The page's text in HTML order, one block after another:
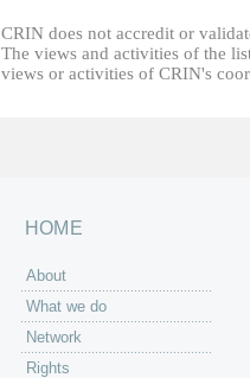
CRIN does not accredit or
The views and activities of the
views or activities of CRIN's
HOME
About
What we do
Network
Rights